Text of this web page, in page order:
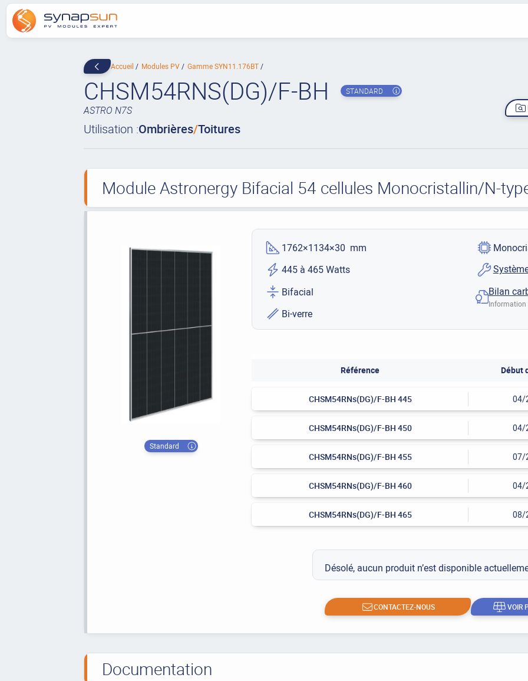
Accueil Modules PV Gamme SYN11.176BT
CHSM54RNS(DG)/F-BH STANDARD
ASTRO N7S
Utilisation :Ombrières/Toitures
Module Astronergy Bifacial 54 cellules Monocristallin/N-
Standard
1762×1134×30 mm
445 à 465 Watts
Bifacial
Bi-verre
Bilan
Information
Référence Début
CHSM54RNs(DG)/F-BH 445 04/
CHSM54RNs(DG)/F-BH 450 04/
CHSM54RNs(DG)/F-BH 455 07/
CHSM54RNs(DG)/F-BH 460 04/
CHSM54RNs(DG)/F-BH 465 08/
Désolé, aucun produit n’est disponible
CONTACTEZ-NOUS VOIR
Documentation